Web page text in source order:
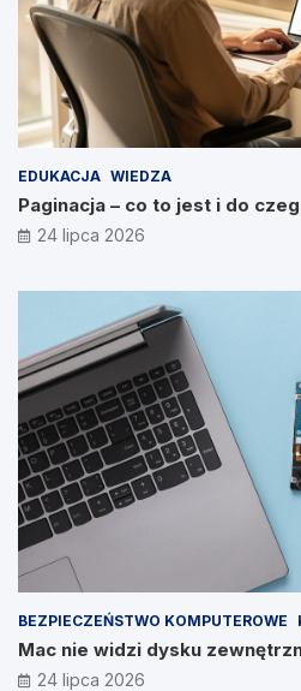
EDUKACJA WIEDZA
Paginacja – co to jest i do
24 lipca 2026
BEZPIECZEŃSTWO KOMPUTEROWE
Mac nie widzi dysku
24 lipca 2026